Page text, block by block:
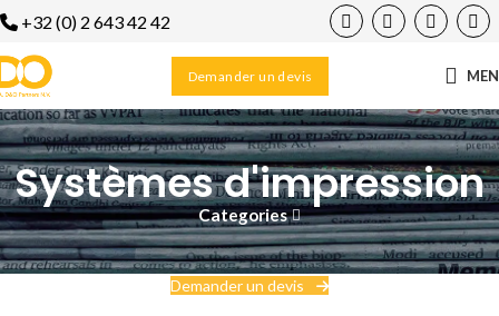
+32 (0) 2 643 42 42
Demander un devis
Systèmes d'impression
Categories
Demander un devis